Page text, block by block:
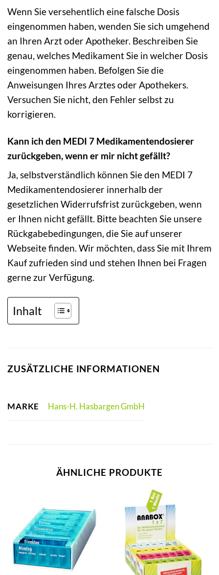
Wenn Sie versehentlich eine falsche Dosis
eingenommen haben, wenden Sie sich umgehend
an Ihren Arzt oder Apotheker. Beschreiben Sie
genau, welches Medikament Sie in welcher Dosis
eingenommen haben. Befolgen Sie die
Anweisungen Ihres Arztes oder Apothekers.
Versuchen Sie nicht, den Fehler selbst zu
korrigieren.
Kann ich den MEDI 7 Medikamentendosierer
zurückgeben, wenn er mir nicht gefällt?
Ja, selbstverständlich können Sie den MEDI 7
Medikamentendosierer innerhalb der
gesetzlichen Widerrufsfrist zurückgeben, wenn
er Ihnen nicht gefällt. Bitte beachten Sie unsere
Rückgabebedingungen, die Sie auf unserer
Webseite finden. Wir möchten, dass Sie mit Ihrem
Kauf zufrieden sind und stehen Ihnen bei Fragen
gerne zur Verfügung.
Inhalt
ZUSÄTZLICHE INFORMATIONEN
MARKE Hans-H. Hasbargen GmbH
ÄHNLICHE PRODUKTE